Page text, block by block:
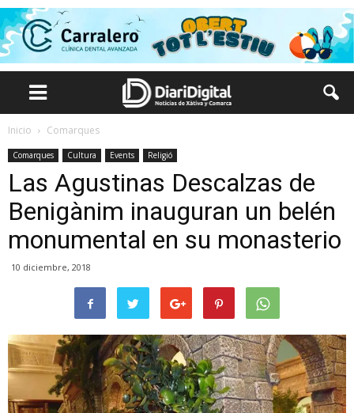
Inicio Comarques
Comarques Cultura Events Religió
Las Agustinas Descalzas de
Benigànim inauguran un belén
monumental en su monasterio
10 diciembre, 2018